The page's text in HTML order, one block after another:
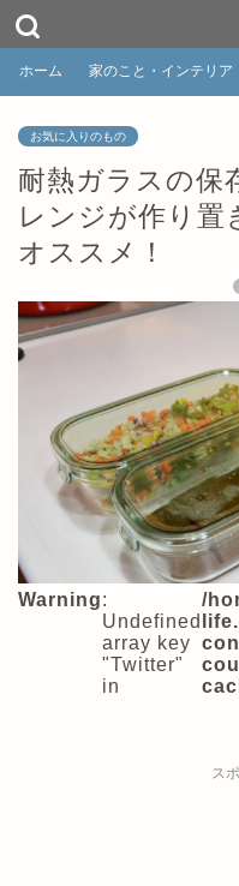
ホーム 家のこと・インテリア
お気に入りのもの
耐熱ガラスの保
レンジが作り置
オススメ！
Warning:
Undefined
array key
"Twitter"
in
/
ス